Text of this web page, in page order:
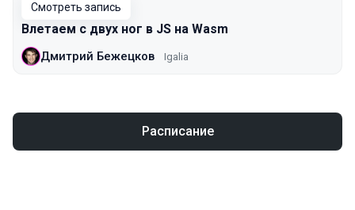
Смотреть запись
Влетаем с двух ног в JS на Wasm
Дмитрий Бежецков Igalia
Расписание